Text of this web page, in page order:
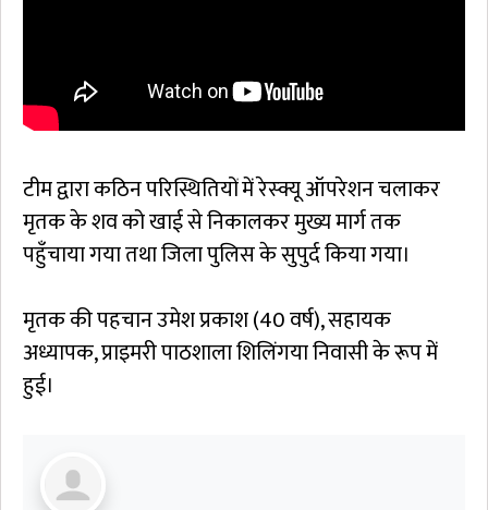
टीम द्वारा कठिन परिस्थितियों में रेस्क्यू ऑपरेशन चलाकर
मृतक के शव को खाई से निकालकर मुख्य मार्ग तक
पहुँचाया गया तथा जिला पुलिस के सुपुर्द किया गया।
मृतक की पहचान उमेश प्रकाश (40 वर्ष), सहायक
अध्यापक, प्राइमरी पाठशाला शिलिंगया निवासी के रूप में
हुई।